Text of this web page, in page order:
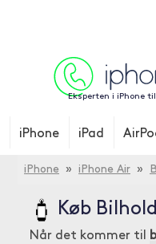
Eksperten i iPhone
iPhone iPad
iPhone » iPhone Air »
Køb
Når det kommer til